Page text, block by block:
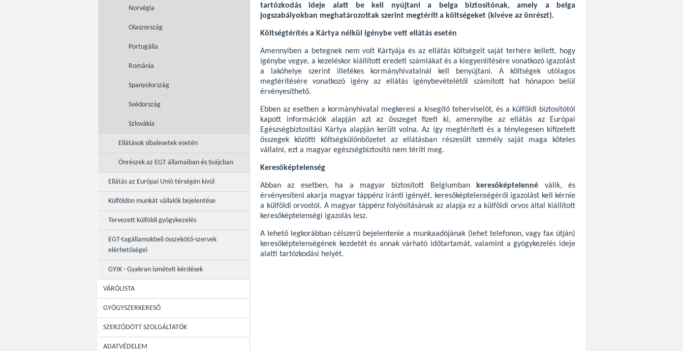
Norvégia
Olaszország
Portugália
Románia
Spanyolország
Svédország
Szlovákia
Ellátások síbalesetek esetén
Önrészek az EGT államaiban és Svájcban
Ellátás az Európai Unió térségén kívül
Külföldön munkát vállalók bejelentése
Tervezett külföldi gyógykezelés
EGT-tagállamokbeli összekötő-szervek
elérhetőségei
GYIK - Gyakran ismételt kérdések
VÁRÓLISTA
GYÓGYSZERKERESŐ
SZERZŐDÖTT SZOLGÁLTATÓK
ADATVÉDELEM
tartózkodás ideje alatt be kell nyújtani a belga biztosítónak, amely a belga
jogszabályokban meghatározottak szerint megtéríti a költségeket (kivéve az önrészt).
Költségtérítés a Kártya nélkül igénybe vett ellátás esetén
Amennyiben a betegnek nem volt Kártyája és az ellátás költségeit saját terhére kellett, hogy
igénybe vegye, a kezeléskor kiállított eredeti számlákat és a kiegyenlítésére vonatkozó igazolást
a lakóhelye szerint illetékes kormányhivatalnál kell benyújtani. A költségek utólagos
megtérítésére vonatkozó igény az ellátás igénybevételétől számított hat hónapon belül
érvényesíthető.
Ebben az esetben a kormányhivatal megkeresi a kisegítő teherviselőt, és a külföldi biztosítótól
kapott információk alapján azt az összeget fizeti ki, amennyibe az ellátás az Európai
Egészségbiztosítási Kártya alapján került volna. Az így megtérített és a ténylegesen kifizetett
összegek közötti költségkülönbözetet az ellátásban részesült személy saját maga köteles
vállalni, ezt a magyar egészségbiztosító nem téríti meg.
Keresőképtelenség
Abban az esetben, ha a magyar biztosított Belgiumban keresőképtelenné válik, és
érvényesíteni akarja magyar táppénz iránti igényét, keresőképtelenségéről igazolást kell kérnie
a külföldi orvostól. A magyar táppénz folyósításának az alapja ez a külföldi orvos által kiállított
keresőképtelenségi igazolás lesz.
A lehető legkorábban célszerű bejelentenie a munkaadójának (lehet telefonon, vagy fax útján)
keresőképtelenségének kezdetét és annak várható időtartamát, valamint a gyógykezelés ideje
alatti tartózkodási helyét.